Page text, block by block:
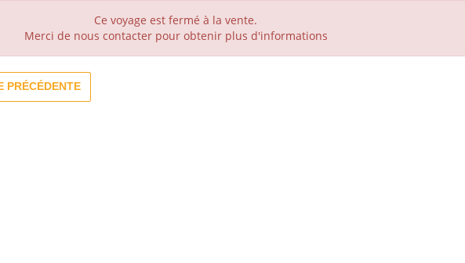
Ce voyage est fermé à la vente.
Merci de nous contacter pour obtenir plus d'informations
PRÉCÉDENTE